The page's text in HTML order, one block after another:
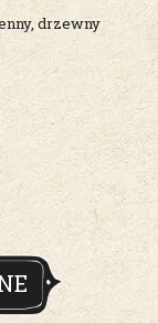
drzewny